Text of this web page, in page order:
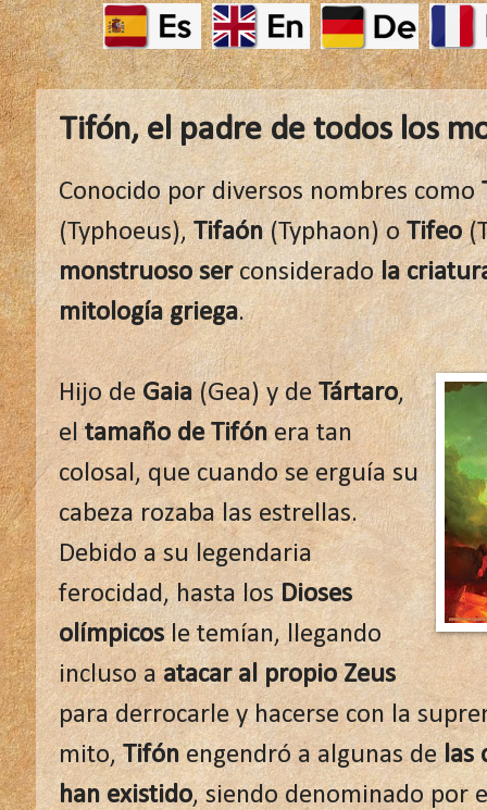
Tifón, el padre de todos los
Conocido por diversos nombres como
(Typhoeus),Tifaón(Typhaon) oTifeo
monstruoso serconsideradola
mitología griega.
Hijo deGaia(Gea) y deTártaro,
eltamaño de Tifónera tan
colosal, que cuando se erguía su
cabeza rozaba las estrellas.
Debido a su legendaria
ferocidad, hasta losDioses
olímpicosle temían, llegando
incluso aatacar al propio Zeus
para derrocarle y hacerse con la
mito,Tifónengendró a algunas delas
han existido, siendo denominado por